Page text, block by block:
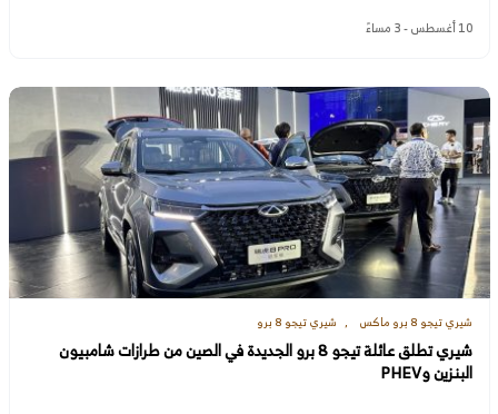
10 أغسطس - 3 مساءً
شيري تيجو 8 برو ماكس شيري تيجو 8 برو
شيري تطلق عائلة تيجو 8 برو الجديدة في الصين من طرازات شامبيون
البنزين وPHEV